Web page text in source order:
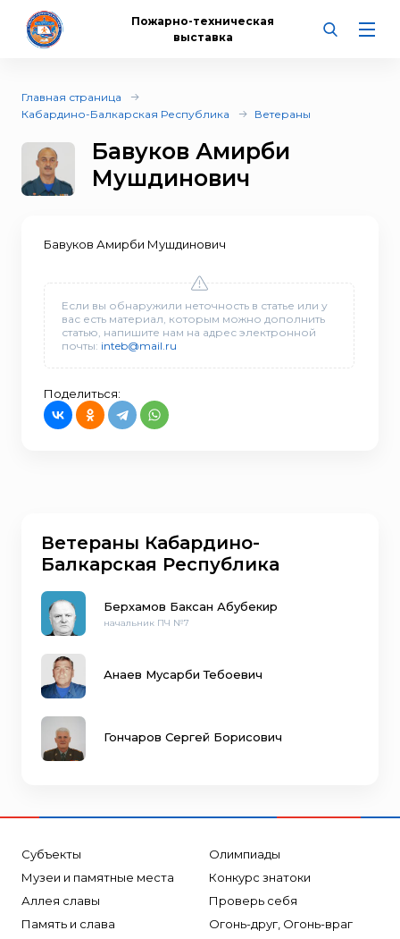
Пожарно-техническая
выставка
Главная страница
Кабардино-Балкарская Республика
Ветераны
Бавуков Амирби
Мушдинович
Бавуков Амирби Мушдинович
Если вы обнаружили неточность в статье или у
вас есть материал, которым можно дополнить
статью, напишите нам на адрес электронной
почты: inteb@mail.ru
Поделиться:
Ветераны Кабардино-
Балкарская Республика
Берхамов Баксан Абубекир
начальник ПЧ №7
Анаев Мусарби Тебоевич
Гончаров Сергей Борисович
Субъекты
Музеи и памятные места
Аллея славы
Память и слава
Олимпиады
Конкурс знатоки
Проверь себя
Огонь-друг, Огонь-враг